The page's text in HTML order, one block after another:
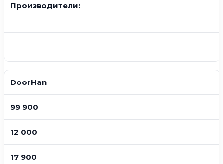
Производители:
DoorHan
99 900
12 000
17 900